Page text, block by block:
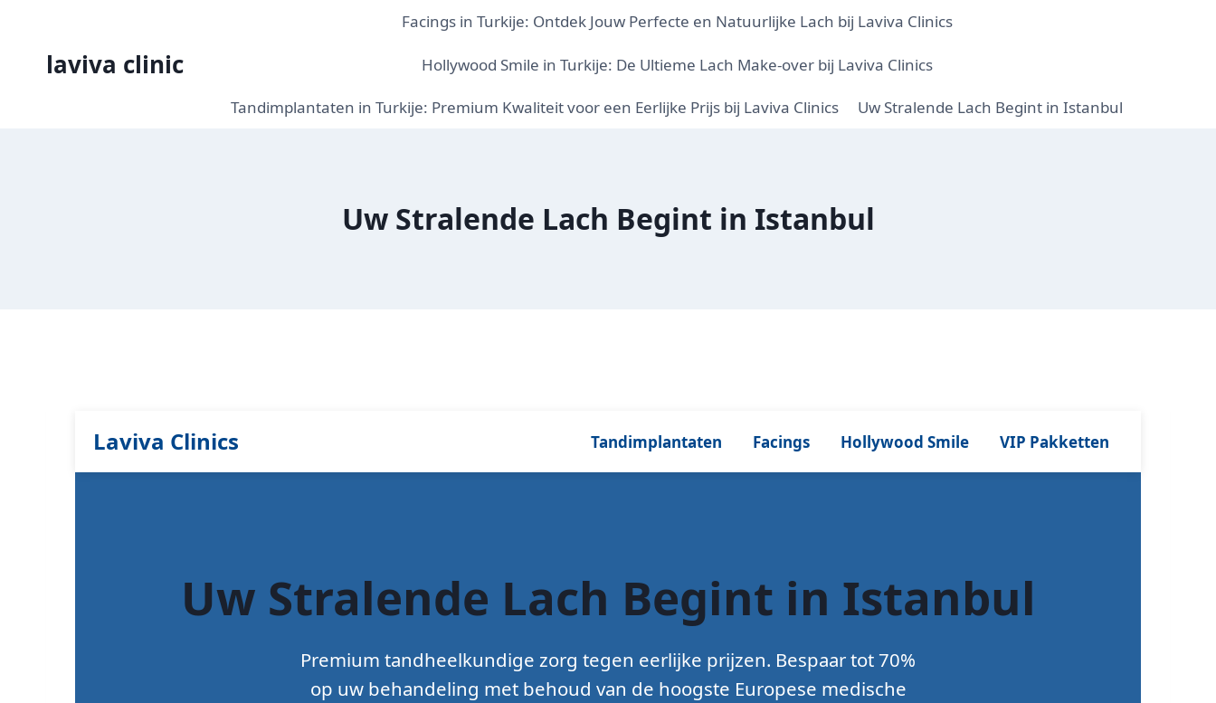
inhoudlaviva clinic
Facings in Turkije: Ontdek Jouw Perfecte en Natuurlijke Lach bij Laviva Clinics
Hollywood Smile in Turkije: De Ultieme Lach Make-over bij Laviva Clinics
Tandimplantaten in Turkije: Premium Kwaliteit voor een Eerlijke Prijs bij Laviva Clinics Uw Stralende Lach Begint in Istanbul
Uw Stralende Lach Begint in Istanbul
Laviva Clinics Tandimplantaten Facings Hollywood Smile VIP Pakketten
Uw Stralende Lach Begint in Istanbul
Premium tandheelkundige zorg tegen eerlijke prijzen. Bespaar tot 70%
op uw behandeling met behoud van de hoogste Europese medische